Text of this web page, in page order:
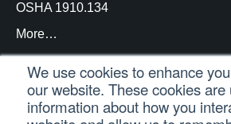
We use cookies to enhance
our website. These cookies
information about how you
OSHA 1910.134
More…
© Copyright Trace Analytics,